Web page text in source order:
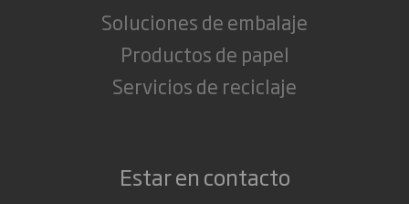
Soluciones de embalaje
Productos de papel
Servicios de reciclaje
Estar en contacto